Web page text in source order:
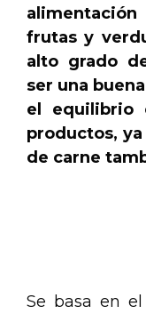
frutas y
alto grado
ser una
el equilibrio
productos,
de carne
Se basa en